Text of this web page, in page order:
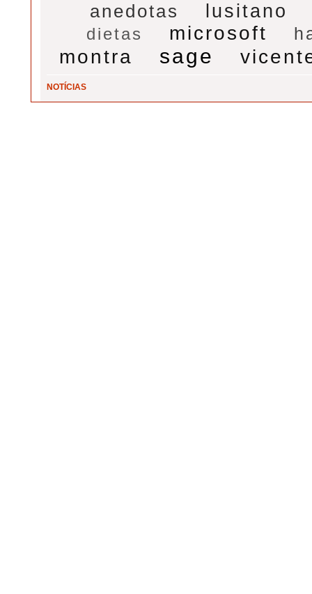
anedotas lusitano
dietas microsoft
montra sage
NOTÍCIAS